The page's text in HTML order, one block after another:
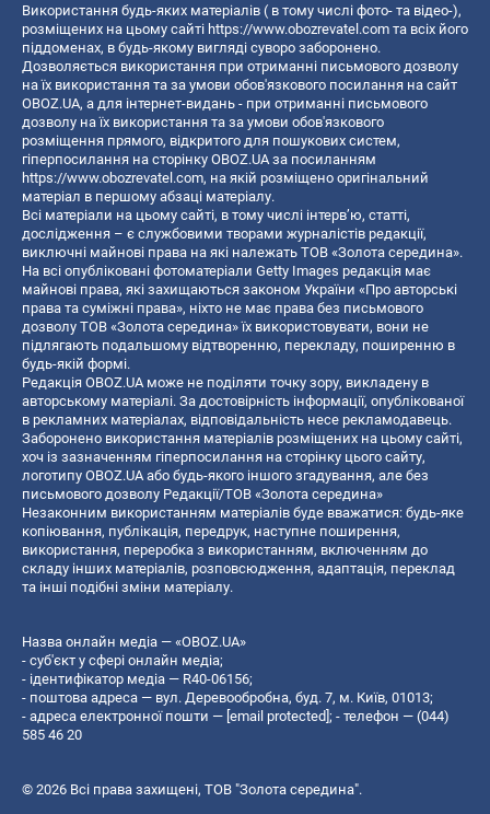
Використання будь-яких матеріалів ( в тому числі фото- та відео-),
розміщених на цьому сайті https://www.obozrevatel.com та всіх його
піддоменах, в будь-якому вигляді суворо заборонено.
Дозволяється використання при отриманні письмового дозволу
на їх використання та за умови обов'язкового посилання на сайт
OBOZ.UA, а для інтернет-видань - при отриманні письмового
дозволу на їх використання та за умови обов'язкового
розміщення прямого, відкритого для пошукових систем,
гіперпосилання на сторінку OBOZ.UA за посиланням
https://www.obozrevatel.com, на якій розміщено оригінальний
матеріал в першому абзаці матеріалу.
Всі матеріали на цьому сайті, в тому числі інтерв’ю, статті,
дослідження – є службовими творами журналістів редакції,
виключні майнові права на які належать ТОВ «Золота середина».
На всі опубліковані фотоматеріали Getty Images редакція має
майнові права, які захищаються законом України «Про авторські
права та суміжні права», ніхто не має права без письмового
дозволу ТОВ «Золота середина» їх використовувати, вони не
підлягають подальшому відтворенню, перекладу, поширенню в
будь-якій формі.
Редакція OBOZ.UA може не поділяти точку зору, викладену в
авторському матеріалі. За достовірність інформації, опублікованої
в рекламних матеріалах, відповідальність несе рекламодавець.
Заборонено використання матеріалів розміщених на цьому сайті,
хоч із зазначенням гіперпосилання на сторінку цього сайту,
логотипу OBOZ.UA або будь-якого іншого згадування, але без
письмового дозволу Редакції/ТОВ «Золота середина»
Незаконним використанням матеріалів буде вважатися: будь-яке
копiювання, публiкацiя, передрук, наступне поширення,
використання, переробка з використанням, включенням до
складу інших матеріалів, розповсюдження, адаптація, переклад
та інші подібні зміни матеріалу.
Назва онлайн медіа — «OBOZ.UA»
- суб'єкт у сфері онлайн медіа;
- ідентифікатор медіа — R40-06156;
- поштова адреса — вул. Деревообробна, буд. 7, м. Київ, 01013;
- адреса електронної пошти — [email protected]; - телефон — (044)
585 46 20
© 2026 Всі права захищені, ТОВ "Золота середина".